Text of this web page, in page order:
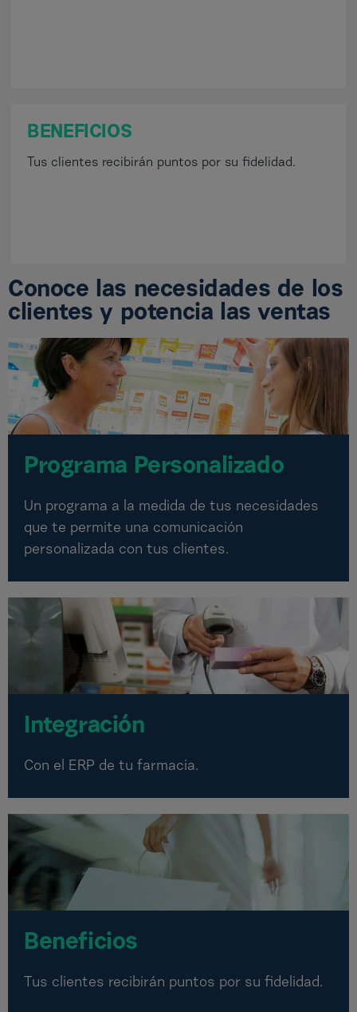
BENEFICIOS
Tus clientes recibirán puntos por su fidelidad.
Conoce las necesidades de los
clientes y potencia las ventas
Programa Personalizado
Un programa a la medida de tus necesidades
que te permite una comunicación
personalizada con tus clientes.
Integración
Con el ERP de tu farmacia.
Beneficios
Tus clientes recibirán puntos por su fidelidad.